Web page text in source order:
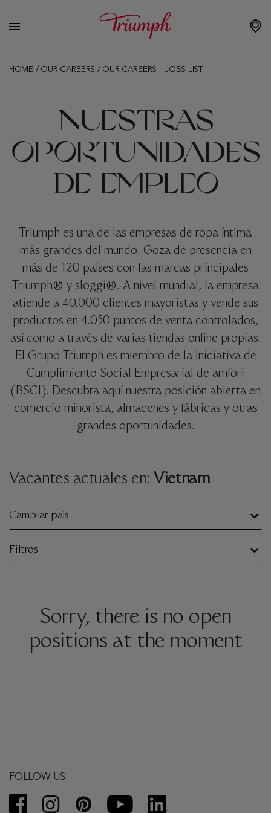
HOME/ OUR CAREERS / OUR CAREERS – JOBS LIST
NUESTRAS
OPORTUNIDADES
DE EMPLEO
Triumph es una de las empresas de ropa íntima
más grandes del mundo. Goza de presencia en
más de 120 países con las marcas principales
Triumph® y sloggi®. A nivel mundial, la empresa
atiende a 40.000 clientes mayoristas y vende sus
productos en 4.050 puntos de venta controlados,
así como a través de varias tiendas online propias.
El Grupo Triumph es miembro de la Iniciativa de
Cumplimiento Social Empresarial de amfori
(BSCI). Descubra aquí nuestra posición abierta en
comercio minorista, almacenes y fábricas y otras
grandes oportunidades.
Vacantes actuales en: Vietnam
Cambiar país
Filtros
Sorry, there is no open
positions at the moment
FOLLOW US